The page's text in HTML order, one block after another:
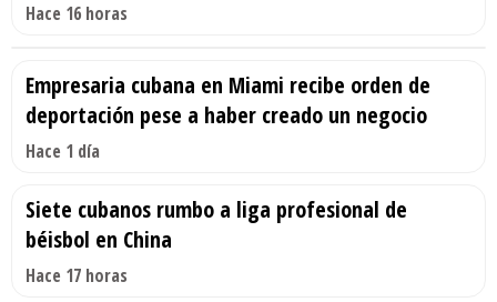
Hace 16 horas
Empresaria cubana en Miami recibe orden de
deportación pese a haber creado un negocio
Hace 1 día
Siete cubanos rumbo a liga profesional de
béisbol en China
Hace 17 horas